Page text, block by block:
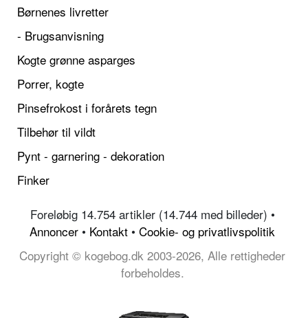
Børnenes livretter
- Brugsanvisning
Kogte grønne asparges
Porrer, kogte
Pinsefrokost i forårets tegn
Tilbehør til vildt
Pynt - garnering - dekoration
Finker
Foreløbig 14.754 artikler (14.744 med billeder) •
Annoncer • Kontakt • Cookie- og privatlivspolitik
Copyright © kogebog.dk 2003-2026, Alle rettigheder
forbeholdes.